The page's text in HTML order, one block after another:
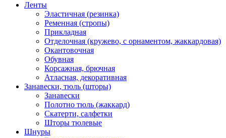
Ленты
Эластичная (резинка)
Ременная (стропы)
Прикладная
Отделочная (кружево, с орнаментом, жаккардовая)
Окантовочная
Обувная
Корсажная, брючная
Атласная, декоративная
Занавески, тюль (шторы)
Занавески
Полотно тюль (жаккард)
Скатерти, салфетки
Шторы тюлевые
Шнуры